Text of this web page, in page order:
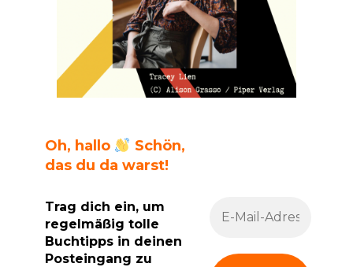
Oh, hallo
Schön,
das du da warst!
Trag dich ein, um
regelmäßig tolle
Buchtipps in deinen
Posteingang zu